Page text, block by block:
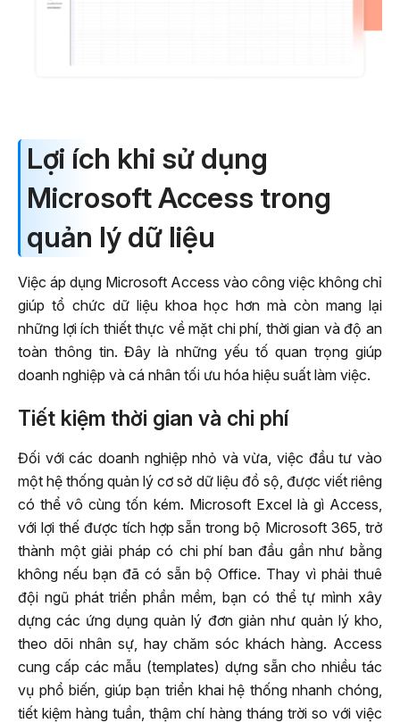
Lợi ích khi sử dụng
Microsoft Access trong
quản lý dữ liệu
Việc áp dụng Microsoft Access vào công việc không chỉ
giúp tổ chức dữ liệu khoa học hơn mà còn mang lại
những lợi ích thiết thực về mặt chi phí, thời gian và độ an
toàn thông tin. Đây là những yếu tố quan trọng giúp
doanh nghiệp và cá nhân tối ưu hóa hiệu suất làm việc.
Tiết kiệm thời gian và chi phí
Đối với các doanh nghiệp nhỏ và vừa, việc đầu tư vào
một hệ thống quản lý cơ sở dữ liệu đồ sộ, được viết riêng
có thể vô cùng tốn kém. Microsoft Excel là gì Access,
với lợi thế được tích hợp sẵn trong bộ Microsoft 365, trở
thành một giải pháp có chi phí ban đầu gần như bằng
không nếu bạn đã có sẵn bộ Office. Thay vì phải thuê
đội ngũ phát triển phần mềm, bạn có thể tự mình xây
dựng các ứng dụng quản lý đơn giản như quản lý kho,
theo dõi nhân sự, hay chăm sóc khách hàng. Access
cung cấp các mẫu (templates) dựng sẵn cho nhiều tác
vụ phổ biến, giúp bạn triển khai hệ thống nhanh chóng,
tiết kiệm hàng tuần, thậm chí hàng tháng trời so với việc